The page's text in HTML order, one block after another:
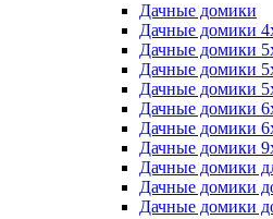
Дачные домики
Дачные домики
Дачные домики
Дачные домики
Дачные домики
Дачные домики
Дачные домики
Дачные домики
Дачные домики
Дачные домики
Дачные домики